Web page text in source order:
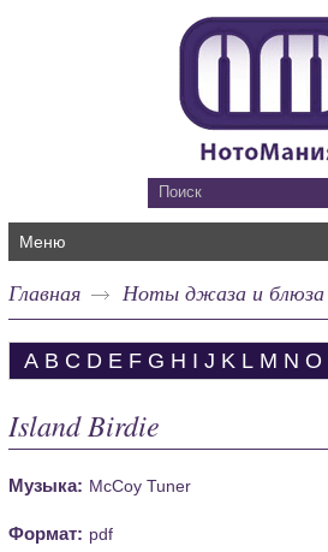
Меню
Главная Ноты джаза и блюза
A B C D E F G H I J K L M N O
Island Birdie
Музыка: McCoy Tuner
Формат: pdf